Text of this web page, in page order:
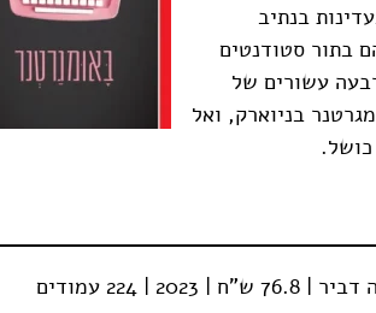
בנתיב
בתור סטודנטים
עשורים של
בניוארק, ואל
כושל.
עמודים